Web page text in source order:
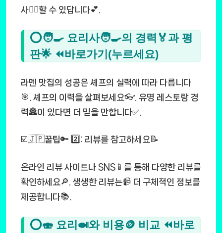
사💆‍♂️할 수 있답니다💕.
⭕🧑‍🍳 요리사🧑‍🍳의 경력🏅과 평
판🌟 ⏪바로가기(누르세요)
라멘 맛집의 성공은 셰프의 실력에 따라 다릅니다
🎯. 셰프의 이력을 살펴보세요👓. 유명 레스토랑 경
력🏯이 있다면 더 믿을 만합니다✅.
☑️🇯🇵꿀팁🔑 2️⃣: 리뷰를 참고하세요📝
온라인 리뷰 사이트나 SNS📱를 통해 다양한 리뷰를
확인하세요🔎. 생생한 리뷰는📹 더 구체적인 정보를
제공합니다📚.
⭕🍣 요리🍛와 비용🪙 비교 ⏪바로